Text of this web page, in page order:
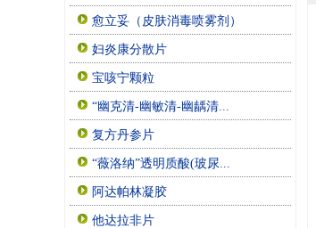
愈立妥（皮肤消毒喷雾剂）
妇炎康分散片
宝咳宁颗粒
“幽克清-幽敏清-幽龋清...
复方丹参片
“薇洛纳”透明质酸(玻尿...
阿达帕林凝胶
他达拉非片